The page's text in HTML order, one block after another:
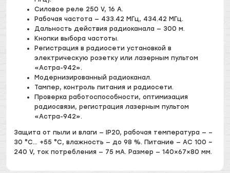
Силовое реле 250 V, 16 А.
Рабочая частота — 433.42 МГц, 434.42 МГц.
Дальность действия радиоканала — 300 м.
Кнопки выбора частоты.
Регистрация в радиосети установкой в
электрическую розетку или лазерным пультом
«Астра-942».
Модернизированный радиоканал.
Тампер, контроль питания и радиосети.
Проверка работоспособности, оптимизация
радиосвязи, регистрация лазерным пультом
«Астра-942».
Защита от пыли и влаги — IP20, рабочая температура — –
30 °С… +55 °С, влажность — до 98 %. Питание — AC 100 ~
240 V, ток потребления — 75 мА. Размер — 140×67×80 мм.